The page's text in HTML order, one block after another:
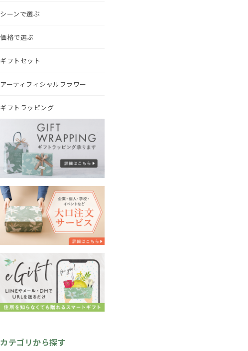
シーンで選ぶ
価格で選ぶ
ギフトセット
アーティフィシャルフラワー
ギフトラッピング
カテゴリから探す